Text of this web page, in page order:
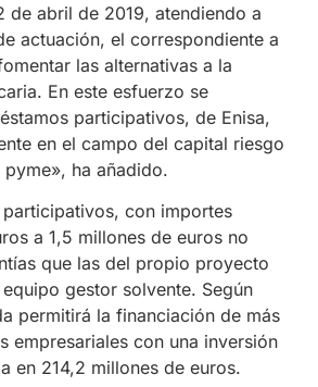
de abril de 2019, atendiendo a
actuación, el correspondiente a
las alternativas a la
En este esfuerzo se
participativos, de Enisa,
en el campo del capital riesgo
ha añadido.
participativos, con importes
a 1,5 millones de euros no
que las del propio proyecto
gestor solvente. Según
permitirá la financiación de más
empresariales con una inversión
en 214,2 millones de euros.